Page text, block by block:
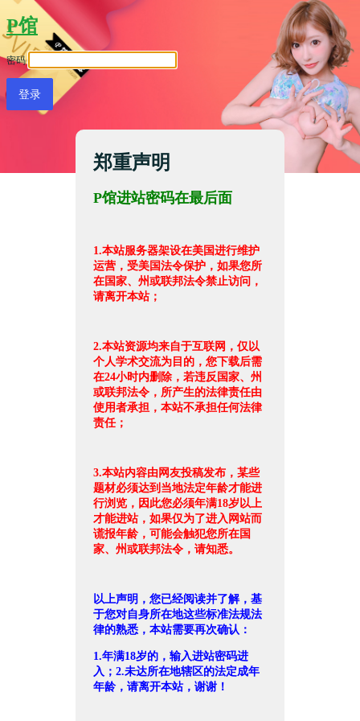
P馆
密码
郑重声明
P馆进站密码在最后面
1.本站服务器架设在美国进行维护
运营，受美国法令保护，如果您所
在国家、州或联邦法令禁止访问，
请离开本站；
2.本站资源均来自于互联网，仅以
个人学术交流为目的，您下载后需
在24小时内删除，若违反国家、州
或联邦法令，所产生的法律责任由
使用者承担，本站不承担任何法律
责任；
3.本站内容由网友投稿发布，某些
题材必须达到当地法定年龄才能进
行浏览，因此您必须年满18岁以上
才能进站，如果仅为了进入网站而
谎报年龄，可能会触犯您所在国
家、州或联邦法令，请知悉。
以上声明，您已经阅读并了解，基
于您对自身所在地这些标准法规法
律的熟悉，本站需要再次确认：
1.年满18岁的，输入进站密码进
入；2.未达所在地辖区的法定成年
年龄，请离开本站，谢谢！